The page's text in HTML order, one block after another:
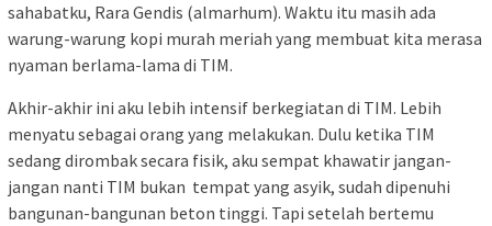
sahabatku, Rara Gendis (almarhum). Waktu itu masih ada
warung-warung kopi murah meriah yang membuat kita merasa
nyaman berlama-lama di TIM.
Akhir-akhir ini aku lebih intensif berkegiatan di TIM. Lebih
menyatu sebagai orang yang melakukan. Dulu ketika TIM
sedang dirombak secara fisik, aku sempat khawatir jangan-
jangan nanti TIM bukan tempat yang asyik, sudah dipenuhi
bangunan-bangunan beton tinggi. Tapi setelah bertemu